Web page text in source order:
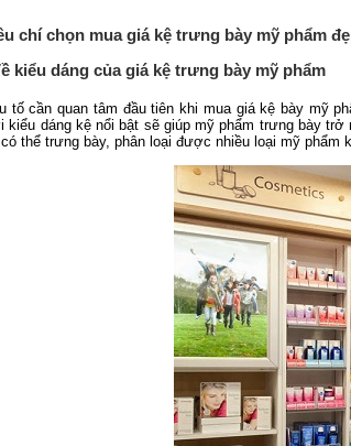
chí chọn mua giá kệ trưng bày mỹ phẩm
kiểu dáng của giá kệ trưng bày mỹ phẩm
tố cần quan tâm đầu tiên khi mua giá kệ bày mỹ
kiểu dáng kệ nổi bật sẽ giúp mỹ phẩm trưng bày
thể trưng bày, phân loại được nhiều loại mỹ